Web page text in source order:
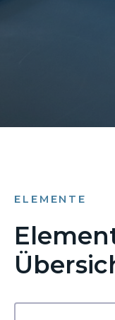
ELEMENTE